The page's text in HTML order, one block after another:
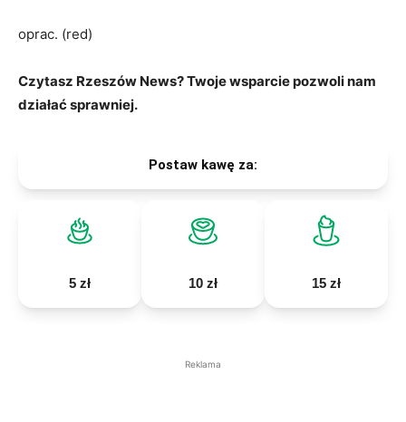
oprac. (red)
Czytasz Rzeszów News? Twoje wsparcie pozwoli nam
działać sprawniej.
Postaw kawę za:
5 zł 10 zł 15 zł
Reklama